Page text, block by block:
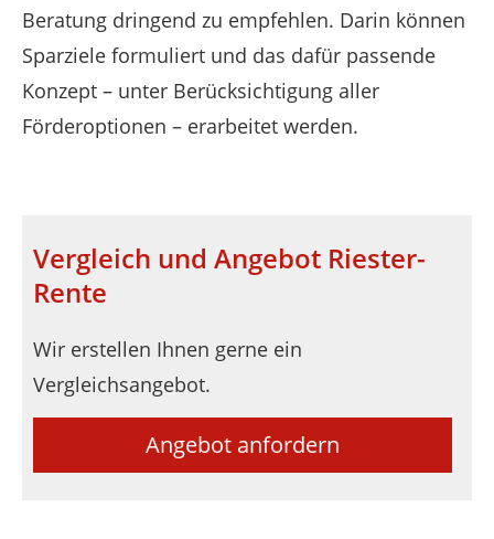
Beratung dringend zu empfehlen. Darin können
Sparziele formuliert und das dafür passende
Konzept – unter Berücksichtigung aller
Förderoptionen – erarbeitet werden.
Vergleich und Angebot Riester-
Rente
Wir erstellen Ihnen gerne ein
Vergleichsangebot.
Angebot anfordern